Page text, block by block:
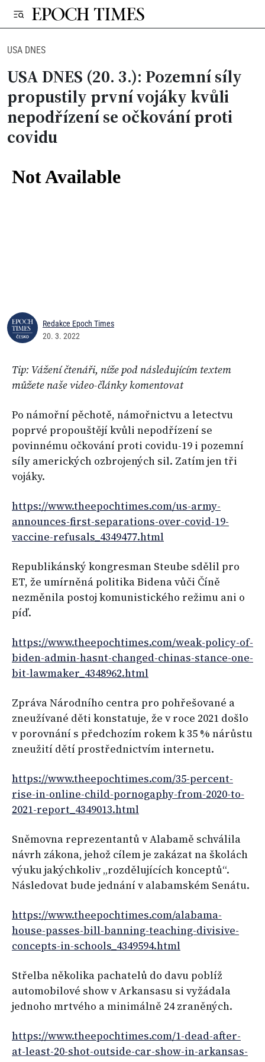
USA DNES
USA DNES (20. 3.): Pozemní síly
propustily první vojáky kvůli
nepodřízení se očkování proti
covidu
Redakce Epoch Times
20. 3. 2022
Tip: Vážení čtenáři, níže pod následujícím textem
můžete naše video-články komentovat
Po námořní pěchotě, námořnictvu a letectvu
poprvé propouštějí kvůli nepodřízení se
povinnému očkování proti covidu-19 i pozemní
síly amerických ozbrojených sil. Zatím jen tři
vojáky.
https://www.theepochtimes.com/us-army-
announces-first-separations-over-covid-19-
vaccine-refusals_4349477.html
Republikánský kongresman Steube sdělil pro
ET, že umírněná politika Bidena vůči Číně
nezměnila postoj komunistického režimu ani o
píď.
https://www.theepochtimes.com/weak-policy-of-
biden-admin-hasnt-changed-chinas-stance-one-
bit-lawmaker_4348962.html
Zpráva Národního centra pro pohřešované a
zneužívané děti konstatuje, že v roce 2021 došlo
v porovnání s předchozím rokem k 35 % nárůstu
zneužití dětí prostřednictvím internetu.
https://www.theepochtimes.com/35-percent-
rise-in-online-child-pornogaphy-from-2020-to-
2021-report_4349013.html
Sněmovna reprezentantů v Alabamě schválila
návrh zákona, jehož cílem je zakázat na školách
výuku jakýchkoliv „rozdělujících konceptů“.
Následovat bude jednání v alabamském Senátu.
https://www.theepochtimes.com/alabama-
house-passes-bill-banning-teaching-divisive-
concepts-in-schools_4349594.html
Střelba několika pachatelů do davu poblíž
automobilové show v Arkansasu si vyžádala
jednoho mrtvého a minimálně 24 zraněných.
https://www.theepochtimes.com/1-dead-after-
at-least-20-shot-outside-car-show-in-arkansas-